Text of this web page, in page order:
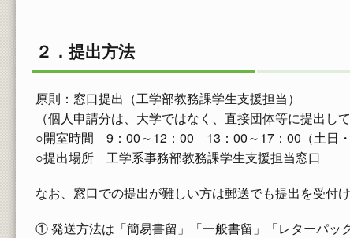
２．提出方法
原則：窓口提出（工学部教務課学生支援担当）
（個人申請分は、大学ではなく、直接団体等に提出して
○開室時間 9：00～12：00 13：00～17：00（土日・
○提出場所 工学系事務部教務課学生支援担当窓口
なお、窓口での提出が難しい方は郵送でも提出を受付
① 発送方法は「簡易書留」「一般書留」「レターパッ